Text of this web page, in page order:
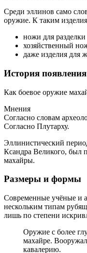
Среди эллинов само
оружие. К таким
ножи для разделки
хозяйственный
даже изделия для
История
Как боевое оружие
Мнения
Согласно словам
Согласно Плутарху.
Эллинистический
Ксандра Великого, был
махайры.
Размеры и формы
Современные учёные и
нескольким типам
лишь по степени
Оружие с более
махайре.
кавалерию.